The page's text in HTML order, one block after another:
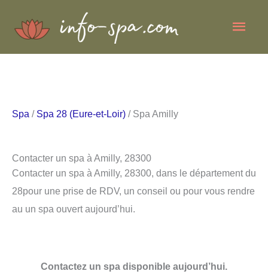
Spa / Spa 28 (Eure-et-Loir) / Spa Amilly
Contacter un spa à Amilly, 28300
Contacter un spa à Amilly, 28300, dans le département du
28pour une prise de RDV, un conseil ou pour vous rendre
au un spa ouvert aujourd’hui.
Contactez un spa disponible aujourd’hui.